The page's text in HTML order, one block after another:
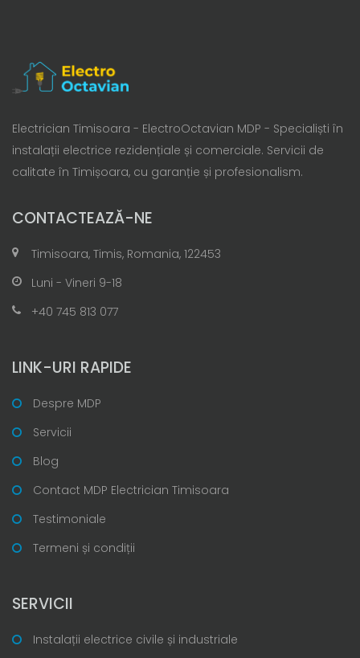
Electrician Timisoara - ElectroOctavian MDP - Specialiști în
instalații electrice rezidențiale și comerciale. Servicii de
calitate în Timișoara, cu garanție și profesionalism.
CONTACTEAZĂ-NE
Timisoara, Timis, Romania, 122453
Luni - Vineri 9-18
+40 745 813 077
LINK-URI RAPIDE
Despre MDP
Servicii
Blog
Contact MDP Electrician Timisoara
Testimoniale
Termeni și condiții
SERVICII
Instalații electrice civile și industriale